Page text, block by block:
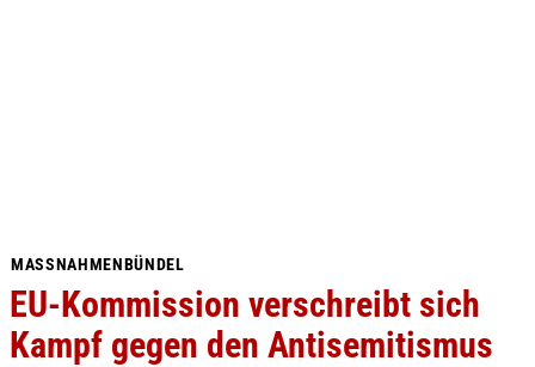
MASSNAHMENBÜNDEL
EU-Kommission verschreibt sich
Kampf gegen den Antisemitismus